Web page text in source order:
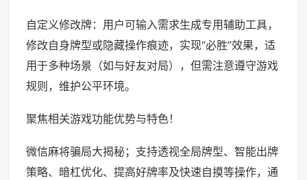
自定义修改牌：用户可输入需求生成专用辅助工具，
修改自身牌型或隐藏操作痕迹，实现“必胜”效果，适
用于多种场景（如与好友对局），但需注意遵守游戏
规则，维护公平环境。
聚焦相关游戏功能优势与特色！
微信麻将骗局大揭秘；支持透视全局牌型、智能出牌
策略、暗杠优化、提高好牌率及快速自摸等操作，通